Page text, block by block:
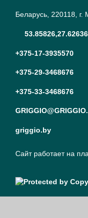
Беларусь, 220118,
53.85826,27.62636
+375-17-3935570
+375-29-3468676
+375-33-3468676
griggio.by
Сайт работает на